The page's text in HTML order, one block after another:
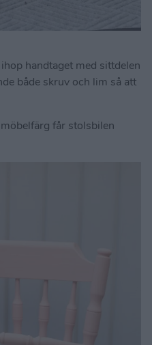
ihop handtaget med sittdelen
både skruv och lim så att
möbelfärg får stolsbilen